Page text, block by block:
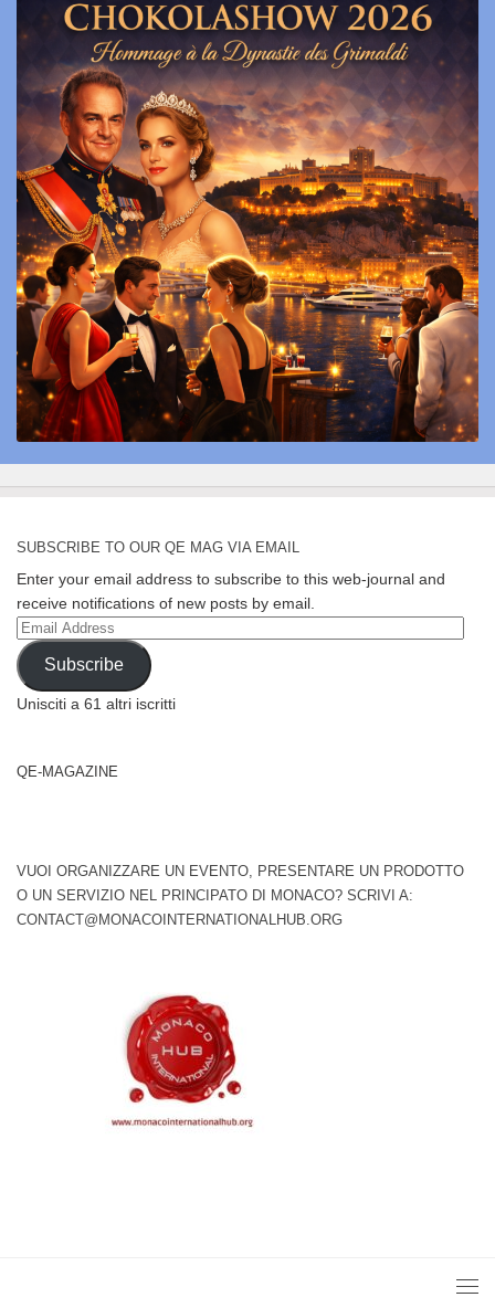
SUBSCRIBE TO OUR QE MAG VIA EMAIL
Enter your email address to subscribe to this web-journal and
receive notifications of new posts by email.
Email
Address
Subscribe
Unisciti a 61 altri iscritti
QE-MAGAZINE
VUOI ORGANIZZARE UN EVENTO, PRESENTARE UN PRODOTTO
O UN SERVIZIO NEL PRINCIPATO DI MONACO? SCRIVI A:
CONTACT@MONACOINTERNATIONALHUB.ORG